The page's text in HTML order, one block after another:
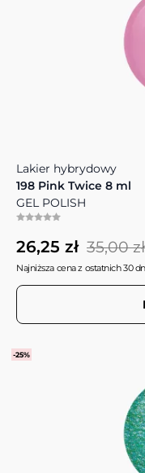
Lakier hybrydowy
198 Pink Twice 8 ml
GEL POLISH
26,25 zł 35,00 zł
Najniższa cena z ostatnich 30
-25%